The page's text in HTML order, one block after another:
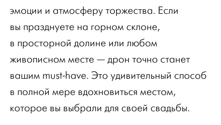
эмоции и атмосферу торжества. Если
вы празднуете на горном склоне,
в просторной долине или любом
живописном месте — дрон точно станет
вашим must-have. Это удивительный способ
в полной мере вдохновиться местом,
которое вы выбрали для своей свадьбы.